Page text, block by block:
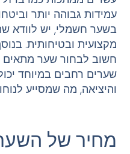
עמידות גבוהה יותר
בשער חשמלי, יש לוודא
מקצועית ובטיחותית.
חשוב לבחור שער מתאים
שערים רחבים במיוחד
והיציאה, מה שמסייע
מחיר של